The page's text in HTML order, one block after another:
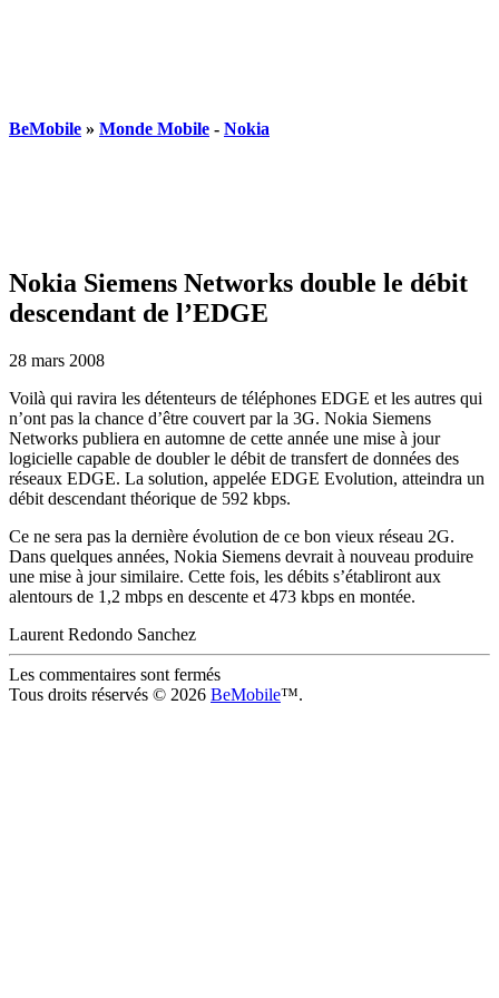
BeMobile » Monde Mobile - Nokia
Nokia Siemens Networks double le débit
descendant de l’EDGE
28 mars 2008
Voilà qui ravira les détenteurs de téléphones EDGE et les autres qui
n’ont pas la chance d’être couvert par la 3G. Nokia Siemens
Networks publiera en automne de cette année une mise à jour
logicielle capable de doubler le débit de transfert de données des
réseaux EDGE. La solution, appelée EDGE Evolution, atteindra un
débit descendant théorique de 592 kbps.
Ce ne sera pas la dernière évolution de ce bon vieux réseau 2G.
Dans quelques années, Nokia Siemens devrait à nouveau produire
une mise à jour similaire. Cette fois, les débits s’établiront aux
alentours de 1,2 mbps en descente et 473 kbps en montée.
Laurent Redondo Sanchez
Les commentaires sont fermés
Tous droits réservés © 2026 BeMobile™.